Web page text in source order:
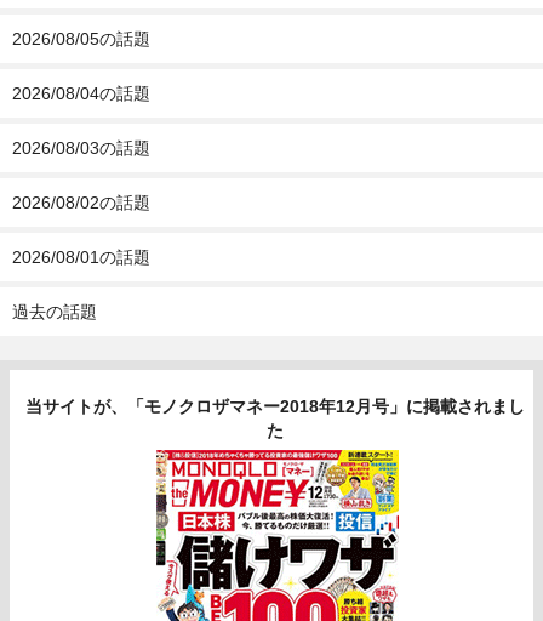
2026/08/05の話題
2026/08/04の話題
2026/08/03の話題
2026/08/02の話題
2026/08/01の話題
過去の話題
当サイトが、「モノクロザマネー2018年12月号」に掲載されまし
た